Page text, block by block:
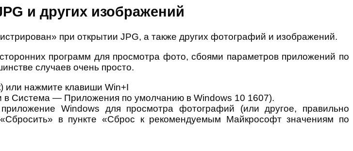
и других изображений
при открытии JPG, а также других фотографий и изображений.
программ для просмотра фото, сбоями параметров приложений по
случаев очень просто.
или нажмите клавиши Win+I
Система — Приложения по умолчанию в Windows 10 1607).
Windows для просмотра фотографий (или другое, правильно
в пункте «Сброс к рекомендуемым Майкрософт значениям по